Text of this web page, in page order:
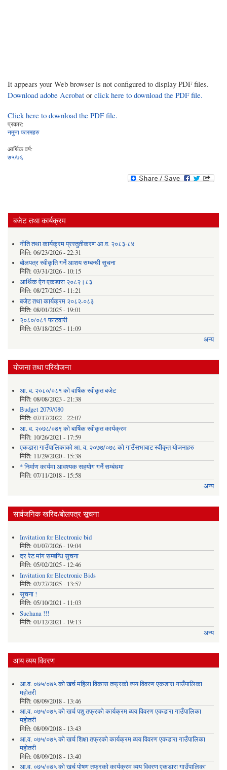
It appears your Web browser is not configured to display PDF files.
Download adobe Acrobat or click here to download the PDF file.
Click here to download the PDF file.
प्रकार:
नमुना फारमहरु
आर्थिक वर्ष:
७५/७६
बजेट तथा कार्यक्रम
नीति तथा कार्यक्रम प्रस्तुतीकरण आ.व. २०८३-८४
मिति: 06/23/2026 - 22:31
बोलपत्र स्वीकृति गर्ने आशय सम्बन्धी सूचना
मिति: 03/31/2026 - 10:15
आर्थिक ऐन एकडारा २०८२।८३
मिति: 08/27/2025 - 11:21
बजेट तथा कार्यक्रम २०८२-०८३
मिति: 08/01/2025 - 19:01
२०८०/०८१ फाटवारी
मिति: 03/18/2025 - 11:09
अन्य
योजना तथा परियोजना
आ. व. २०८०/०८१ को वार्षिक स्वीकृत बजेट
मिति: 08/08/2023 - 21:38
Budget 2079/080
मिति: 07/17/2022 - 22:07
आ. व. २०७८/०७९ को बार्षिक स्वीकृत कार्यक्रम
मिति: 10/26/2021 - 17:59
एकडारा गाउँपालिकाको आ. व. २०७७/०७८ को गाउँसभाबाट स्वीकृत योजनाहरु
मिति: 11/29/2020 - 15:38
* निर्माण कार्यमा आवश्यक सहयोग गर्ने सम्बंधमा
मिति: 07/11/2018 - 15:58
अन्य
सार्वजनिक खरिद/बोलपत्र सूचना
Invitation for Electronic bid
मिति: 01/07/2026 - 19:04
दर रेट मांग सम्बन्धि सुचना
मिति: 05/02/2025 - 12:46
Invitation for Electronic Bids
मिति: 02/27/2025 - 13:57
सूचना !
मिति: 05/10/2021 - 11:03
Suchana !!!
मिति: 01/12/2021 - 19:13
अन्य
आय व्यय विवरण
आ.व. ०७५/०७५ को खर्च महिला विकास तफ्रको व्यय विवरण एकडारा गाउँपालिका
महोतरी
मिति: 08/09/2018 - 13:46
आ.व. ०७५/०७५ को खर्च पशु तफ्रको कार्यक्रम व्यय विवरण एकडारा गाउँपालिका
महोतरी
मिति: 08/09/2018 - 13:43
आ.व. ०७५/०७५ को खर्च शिक्षा तफ्रको कार्यक्रम व्यय विवरण एकडारा गाउँपालिका
महोतरी
मिति: 08/09/2018 - 13:40
आ.व. ०७५/०७५ को खर्च पोषण तफ्रको कार्यक्रम व्यय विवरण एकडारा गाउँपालिका